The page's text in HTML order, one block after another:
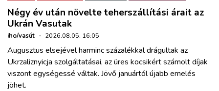
Négy év után növelte teherszállítási árait az
Ukrán Vasutak
iho/vasút · 2026.08.05. 16:05
Augusztus elsejével harminc százalékkal drágultak az
Ukrzaliznyicja szolgáltatásai, az üres kocsikért számolt díjak
viszont egységessé váltak. Jövő januártól újabb emelés
jöhet.